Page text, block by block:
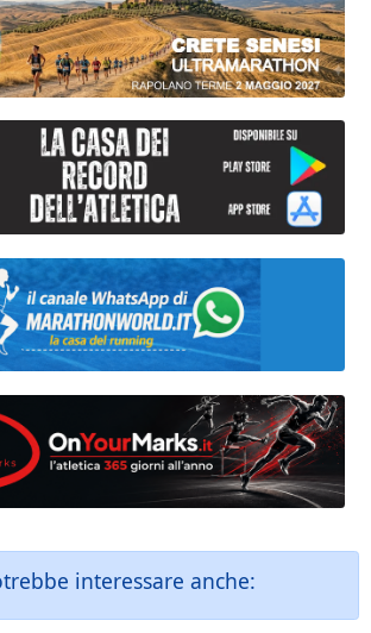
interessare anche: